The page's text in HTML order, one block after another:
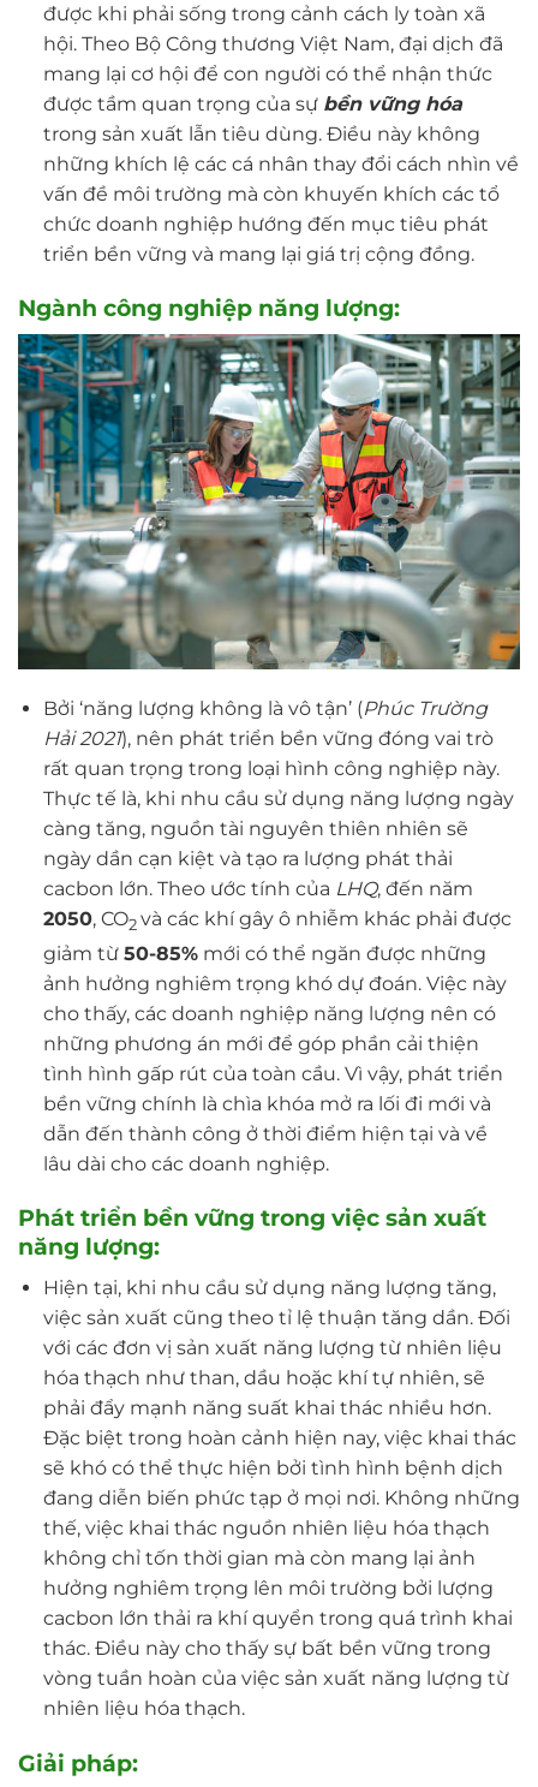
được khi phải sống trong cảnh cách ly toàn xã
hội. Theo Bộ Công thương Việt Nam, đại dịch đã
mang lại cơ hội để con người có thể nhận thức
được tầm quan trọng của sự bền vững hóa
trong sản xuất lẫn tiêu dùng. Điều này không
những khích lệ các cá nhân thay đổi cách nhìn về
vấn đề môi trường mà còn khuyến khích các tổ
chức doanh nghiệp hướng đến mục tiêu phát
triển bền vững và mang lại giá trị cộng đồng.
Ngành công nghiệp năng lượng:
Bởi ‘năng lượng không là vô tận’ (Phúc Trường
Hải 2021), nên phát triển bền vững đóng vai trò
rất quan trọng trong loại hình công nghiệp này.
Thực tế là, khi nhu cầu sử dụng năng lượng ngày
càng tăng, nguồn tài nguyên thiên nhiên sẽ
ngày dần cạn kiệt và tạo ra lượng phát thải
cacbon lớn. Theo ước tính của LHQ, đến năm
2050, CO2và các khí gây ô nhiễm khác phải được
giảm từ 50-85%mới có thể ngăn được những
ảnh hưởng nghiêm trọng khó dự đoán. Việc này
cho thấy, các doanh nghiệp năng lượng nên có
những phương án mới để góp phần cải thiện
tình hình gấp rút của toàn cầu. Vì vậy, phát triển
bền vững chính là chìa khóa mở ra lối đi mới và
dẫn đến thành công ở thời điểm hiện tại và về
lâu dài cho các doanh nghiệp.
Phát triển bền vững trong việc sản xuất
năng lượng:
Hiện tại, khi nhu cầu sử dụng năng lượng tăng,
việc sản xuất cũng theo tỉ lệ thuận tăng dần. Đối
với các đơn vị sản xuất năng lượng từ nhiên liệu
hóa thạch như than, dầu hoặc khí tự nhiên, sẽ
phải đẩy mạnh năng suất khai thác nhiều hơn.
Đặc biệt trong hoàn cảnh hiện nay, việc khai thác
sẽ khó có thể thực hiện bởi tình hình bệnh dịch
đang diễn biến phức tạp ở mọi nơi. Không những
thế, việc khai thác nguồn nhiên liệu hóa thạch
không chỉ tốn thời gian mà còn mang lại ảnh
hưởng nghiêm trọng lên môi trường bởi lượng
cacbon lớn thải ra khí quyển trong quá trình khai
thác. Điều này cho thấy sự bất bền vững trong
vòng tuần hoàn của việc sản xuất năng lượng từ
nhiên liệu hóa thạch.
Giải pháp: